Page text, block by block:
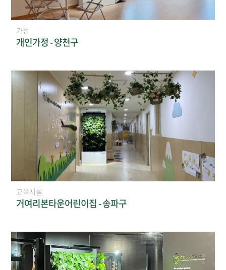
가정
개인가정 - 양천구
교육시설
거여리본타운어린이집 - 송파구